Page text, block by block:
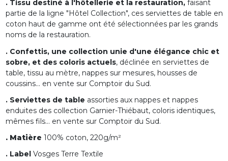
. Tissu destiné à l'hôtellerie et la restauration,faisant
partie de la ligne "Hôtel Collection", ces serviettes de table en
coton haut de gamme ont été sélectionnées par les grands
noms de la restauration.
. Confettis, une collection unie d'une élégance chic et
sobre, et des coloris actuels, déclinée en serviettes de
table, tissu au mètre, nappes sur mesures, housses de
coussins... en vente sur Comptoir du Sud.
. Serviettes de table assorties aux nappes et nappes
enduites des collection Garnier-Thiébaut, coloris identiques,
mêmes fils... en vente sur Comptoir du Sud.
. Matière 100% coton, 220g/m²
. Label Vosges Terre Textile